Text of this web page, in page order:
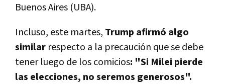
Buenos Aires (UBA).
Incluso, este martes, Trump afirmó algo
similar respecto a la precaución que se debe
tener luego de los comicios: "Si Milei pierde
las elecciones, no seremos generosos".